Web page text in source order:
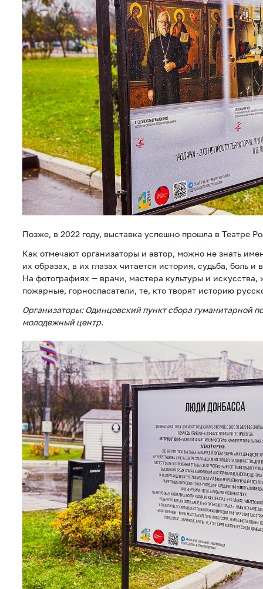
Позже, в 2022 году, выставка успешно прошла в Театре
Как отмечают организаторы и автор, можно не знать
их образах, в их глазах читается история, судьба, боль и
На фотографиях — врачи, мастера культуры и
пожарные, горноспасатели, те, кто творят историю
Организаторы: Одинцовский пункт сбора гуманитарной
молодежный центр.